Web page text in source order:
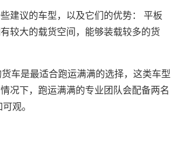
建议的车型，以及它们的优势： 平板
较大的载货空间，能够装载较多的货
车是最适合跑运满满的选择，这类车型
况下，跑运满满的专业团队会配备两名
观。